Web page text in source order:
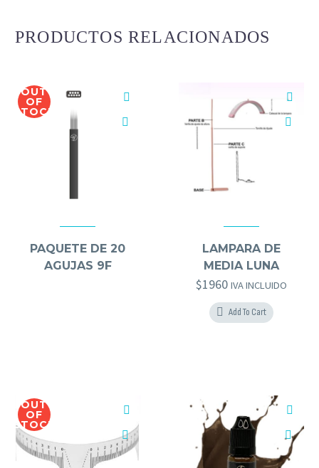
PRODUCTOS RELACIONADOS
OUT
OF
STOCK
PAQUETE DE 20
AGUJAS 9F
LAMPARA DE
MEDIA LUNA
$1960 IVA INCLUIDO
Add To Cart
OUT
OF
STOCK